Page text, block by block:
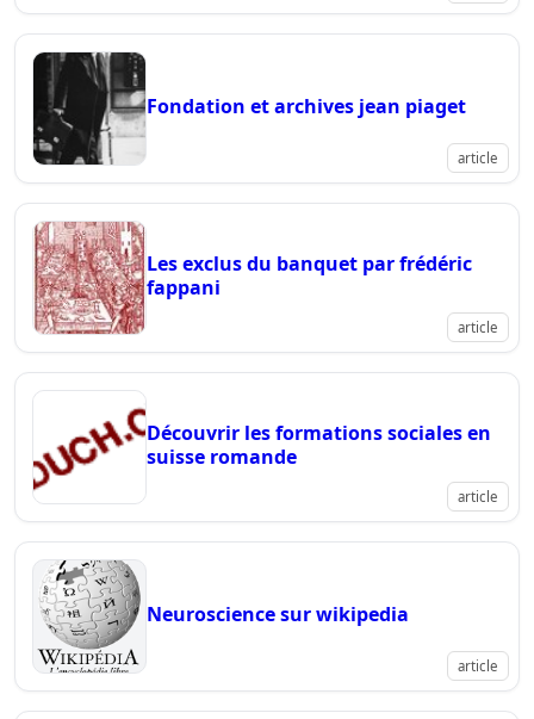
Fondation et archives jean piaget
article
Les exclus du banquet par frédéric
fappani
article
Découvrir les formations sociales en
suisse romande
article
Neuroscience sur wikipedia
article